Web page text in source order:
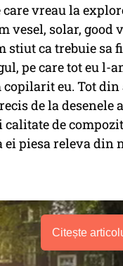
vreau la
vesel, solar, good
stiut ca trebuie sa
pe care tot eu l-
copilarit eu. Tot
de la desenele
calitate de
piesa releva din
Citește